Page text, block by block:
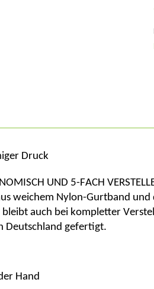
Druck
UND 5-FACH
weichem Nylon-Gurtband und
bleibt auch bei kompletter
Deutschland gefertigt.
Hand